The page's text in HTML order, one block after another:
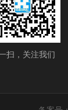
扫，关注我们